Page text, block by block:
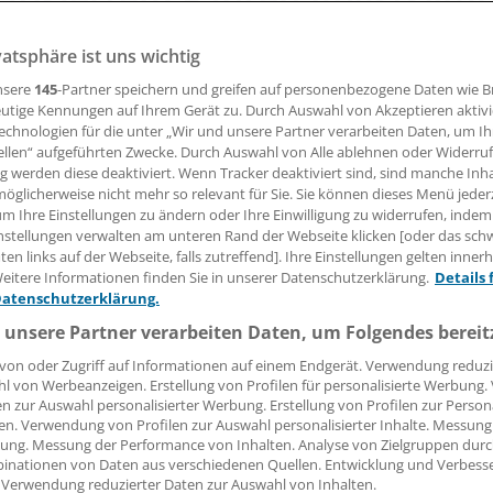
repräsentative Umfrage legt nahe, dass Angst
Fahren häufig ist, und zwar nicht nur bei eigener
Fahrzeugs, sondern auch als Radfahrer oder Fußgänger.
Leserin, lieber Leser,
Beitrag können Sie lesen, sobald Sie sich eingeloggt
Jetzt anmelden »
Kostenlos
vergessen?
ist mit wenigen Klicks erledigt und kostenlos.
des kostenlosen Login:
Analysen, Hintergründe und Infografiken
Interviews und Praxis-Tipps
ist uns wichtig
145-Partner speichern und greifen auf personenbezogene Daten wie
Kennungen auf Ihrem Gerät zu. Durch Auswahl von Akzeptieren
für die unter „Wir und unsere Partner verarbeiten Daten, um
aufgeführten Zwecke. Durch Auswahl von Alle ablehnen oder
werden diese deaktiviert. Wenn Tracker deaktiviert sind, sind manche
nicht mehr so relevant für Sie. Sie können dieses Menü
Ihre Einstellungen zu ändern oder Ihre Einwilligung zu widerrufen, indem
verwalten am unteren Rand der Webseite klicken [oder das
links auf der Webseite, falls zutreffend]. Ihre Einstellungen gelten
Informationen finden Sie in unserer Datenschutzerklärung. Details
Partner verarbeiten Daten, um Folgendes
oder Zugriff auf Informationen auf einem Endgerät. Verwendung
von Werbeanzeigen. Erstellung von Profilen für personalisierte
zur Auswahl personalisierter Werbung. Erstellung von Profilen zur
Verwendung von Profilen zur Auswahl personalisierter Inhalte.
Messung der Performance von Inhalten. Analyse von Zielgruppen
von Daten aus verschiedenen Quellen. Entwicklung und
reduzierter Daten zur Auswahl von Inhalten.